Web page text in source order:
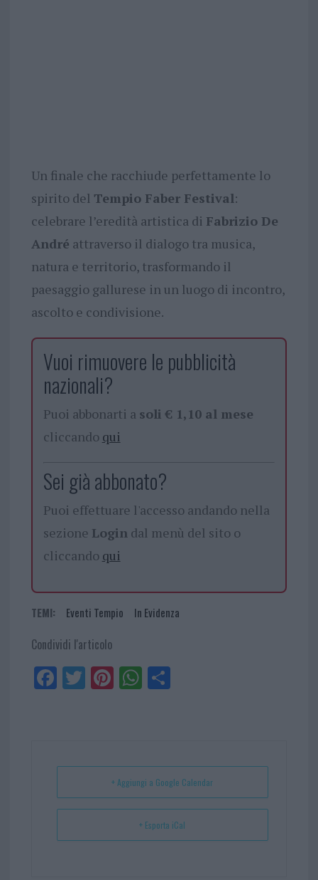
Un finale che racchiude perfettamente lo
spirito del Tempio Faber Festival:
celebrare l’eredità artistica di Fabrizio De
André attraverso il dialogo tra musica,
natura e territorio, trasformando il
paesaggio gallurese in un luogo di incontro,
ascolto e condivisione.
Vuoi rimuovere le pubblicità
nazionali?
Puoi abbonarti a soli € 1,10 al mese
cliccando qui
Sei già abbonato?
Puoi effettuare l'accesso andando nella
sezione Logindal menù del sito o
cliccando qui
TEMI: Eventi Tempio In Evidenza
Condividi l'articolo
Fa
ce
Tw
itt
Pi
nt
t
W
ha
p
Sh
+ Aggiungi a Google Calendar
+ Esporta iCal